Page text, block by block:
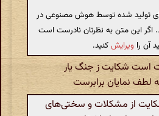
تولید شده توسط هوش مصنوعی در
اگر این متن به نظرتان نادرست است
آن را ویرایشکنید.
است شکایت ز جنگ یار
لطف نمایان برابرست
از مشکلات و سختی‌های